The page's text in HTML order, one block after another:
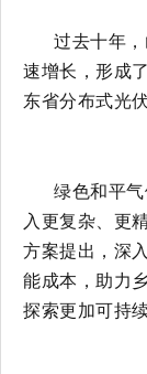
过去十年
速增长，形成
东省分布式光
绿色和平
入更复杂、更
方案提出，深
能成本，助力
探索更加可持